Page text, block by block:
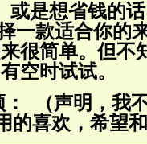
或是想省钱的
一款适合你的
很简单。但不
有空时试试。
（声明，我
的喜欢，希望